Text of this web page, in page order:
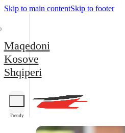
Skip to main contentSkip to footer
Maqedoni
Kosove
Shqiperi
Trendy